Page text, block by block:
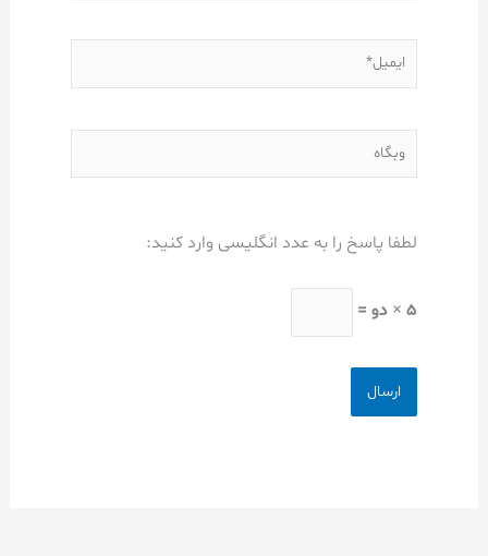
ایمیل*
وبگاه
لطفا پاسخ را به عدد انگلیسی وارد کنید:
5 × دو =